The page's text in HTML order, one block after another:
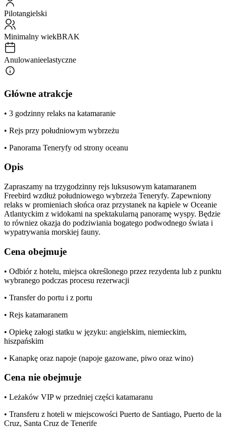
Pilotangielski
Minimalny wiekBRAK
Anulowanieelastyczne
Główne atrakcje
• 3 godzinny relaks na katamaranie
• Rejs przy południowym wybrzeżu
• Panorama Teneryfy od strony oceanu
Opis
Zapraszamy na trzygodzinny rejs luksusowym katamaranem
Freebird wzdłuż południowego wybrzeża Teneryfy. Zapewniony
relaks w promieniach słońca oraz przystanek na kąpiele w Oceanie
Atlantyckim z widokami na spektakularną panoramę wyspy. Będzie
to równiez okazja do podziwiania bogatego podwodnego świata i
wypatrywania morskiej fauny.
Cena obejmuje
• Odbiór z hotelu, miejsca określonego przez rezydenta lub z punktu
wybranego podczas procesu rezerwacji
• Transfer do portu i z portu
• Rejs katamaranem
• Opiekę załogi statku w języku: angielskim, niemieckim,
hiszpańskim
• Kanapkę oraz napoje (napoje gazowane, piwo oraz wino)
Cena nie obejmuje
• Leżaków VIP w przedniej części katamaranu
• Transferu z hoteli w miejscowości Puerto de Santiago, Puerto de la
Cruz, Santa Cruz de Tenerife